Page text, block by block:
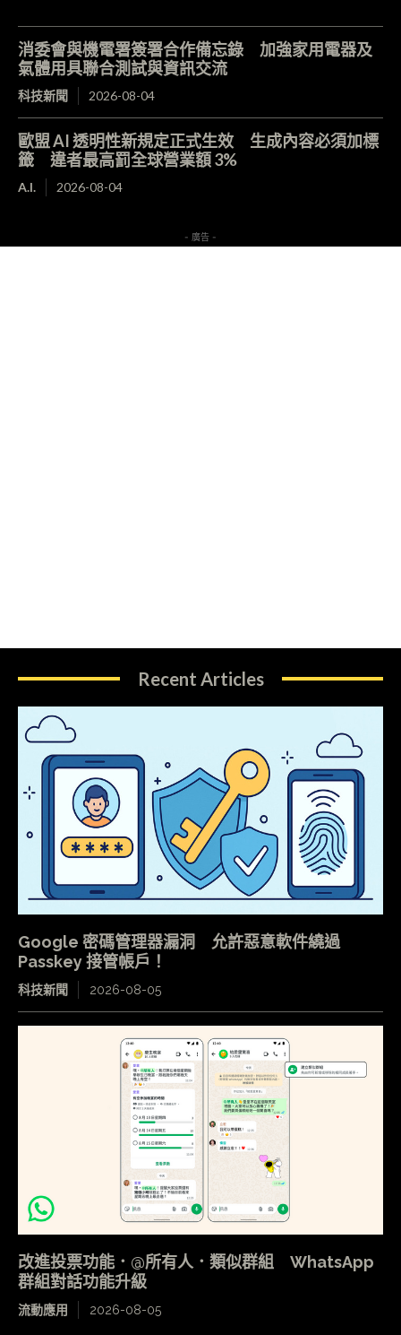
消委會與機電署簽署合作備忘錄 加強家用電器及
氣體用具聯合測試與資訊交流
科技新聞 2026-08-04
歐盟 AI 透明性新規定正式生效 生成內容必須加標
籤 違者最高罰全球營業額 3%
A.I. 2026-08-04
- 廣告 -
Recent Articles
Google 密碼管理器漏洞 允許惡意軟件繞過
Passkey 接管帳戶！
科技新聞 2026-08-05
改進投票功能．@所有人．類似群組 WhatsApp
群組對話功能升級
流動應用 2026-08-05